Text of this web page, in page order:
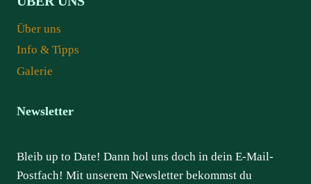
Über uns
Info & Tipps
Galerie
Newsletter
Bleib up to Date! Dann hol uns doch in dein E-Mail-
Postfach! Mit unserem Newsletter bekommst du